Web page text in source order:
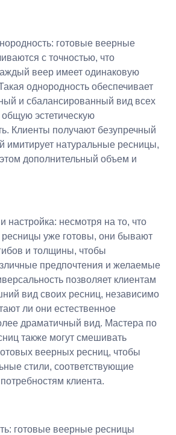
готовые веерные
с точностью, что
веер имеет одинаковую
однородность обеспечивает
и сбалансированный вид всех
эстетическую
Клиенты получают безупречный
имитирует натуральные ресницы,
дополнительный объем и
настройка: несмотря на то, что
уже готовы, они бывают
и толщины, чтобы
предпочтения и желаемые
позволяет клиентам
вид своих ресниц, независимо
ли они естественное
драматичный вид. Мастера по
также могут смешивать
веерных ресниц, чтобы
стили, соответствующие
клиента.
готовые веерные ресницы